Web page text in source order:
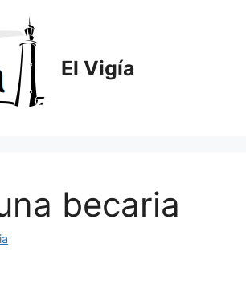
El Vigía
becaria